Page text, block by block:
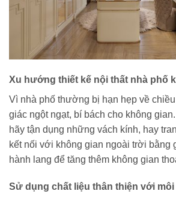
Xu hướng thiết kế nội thất nhà phố
Vì nhà phố thường bị hạn hẹp về
giác ngột ngạt, bí bách cho không
hãy tận dụng những vách kính, hay
kết nối với không gian ngoài trời bằng
hành lang để tăng thêm không gian
Sử dụng chất liệu thân thiện với